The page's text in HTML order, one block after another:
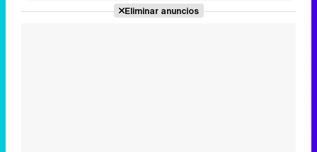
Eliminar anuncios